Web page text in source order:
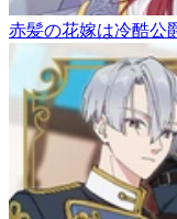
赤髪の花嫁は冷酷公